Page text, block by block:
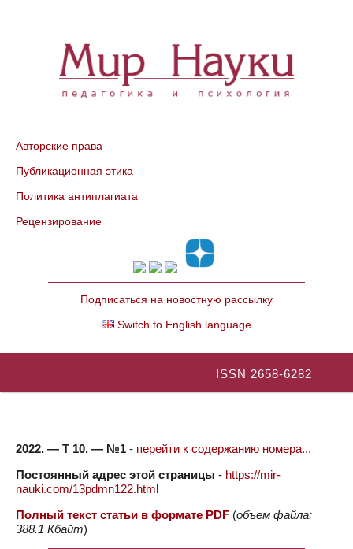
Авторские права
Публикационная этика
Политика антиплагиата
Рецензирование
Подписаться на новостную рассылку
Switch to English language
ISSN 2658-6282
2022. — Т 10. — №1 - перейти к содержанию номера...
Постоянный адрес этой страницы - https://mir-
nauki.com/13pdmn122.html
Полный текст статьи в формате PDF (объем файла:
388.1 Кбайт)